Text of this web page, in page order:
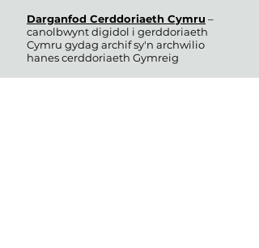
Darganfod Cerddoriaeth Cymru –
canolbwynt digidol i gerddoriaeth
Cymru gydag archif sy'n archwilio
hanes cerddoriaeth Gymreig